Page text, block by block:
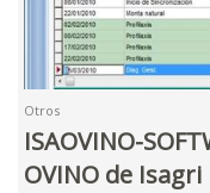
Otros
ISAOVINO-
OVINO de Isagri